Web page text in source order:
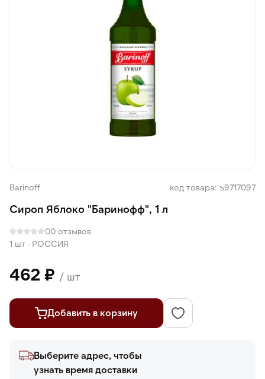
Barinoff код товара: ъ9717097
Сироп Яблоко "Баринофф", 1 л
00 отзывов
1 шт · РОССИЯ
462 ₽ / шт
Добавить в корзину
Выберите адрес, чтобы
узнать время доставки